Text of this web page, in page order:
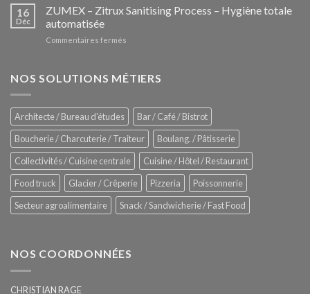
des
–
Le
de
16
Déc
ZUMEX – Zitrux Sanitising Process – Hygiène totale
automatisée
Commentaires fermés
Zitrux
–
Hygiène
totale
automatisée
NOS SOLUTIONS MÉTIERS
Architecte / Bureau d'études
Bar / Café / Bistrot
Boucherie / Charcuterie / Traiteur
Boulang. / Pâtisserie
Collectivités / Cuisine centrale
Cuisine / Hôtel / Restaurant
Food truck
Glacier / Crêperie Pizzeria
Poissonnerie
Secteur agroalimentaire
Snack / Sandwicherie / Fast Food
NOS COORDONNÉES
CHRISTIAN RAGE